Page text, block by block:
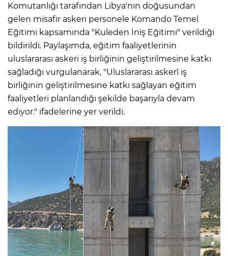
Komutanlığı tarafından Libya'nın doğusundan
gelen misafir askeri personele Komando Temel
Eğitimi kapsamında "Kuleden İniş Eğitimi" verildiği
bildirildi. Paylaşımda, eğitim faaliyetlerinin
uluslararası askeri iş birliğinin geliştirilmesine katkı
sağladığı vurgulanarak, "Uluslararası askerî iş
birliğinin geliştirilmesine katkı sağlayan eğitim
faaliyetleri planlandığı şekilde başarıyla devam
ediyor." ifadelerine yer verildi.